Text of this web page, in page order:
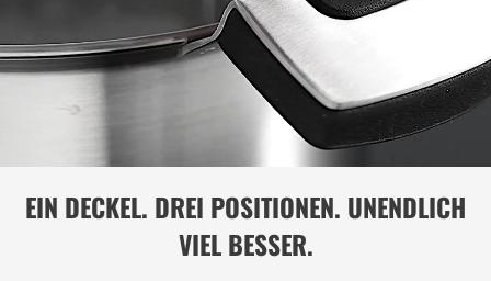
EIN DECKEL. DREI POSITIONEN. UNENDLICH
VIEL BESSER.